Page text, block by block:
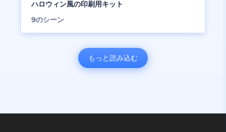
ハロウィン風の印刷用キット
9のシーン
もっと読み込む